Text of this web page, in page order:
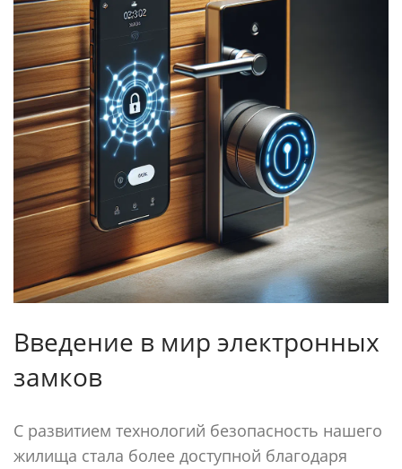
Введение в мир электронных
замков
С развитием технологий безопасность нашего
жилища стала более доступной благодаря